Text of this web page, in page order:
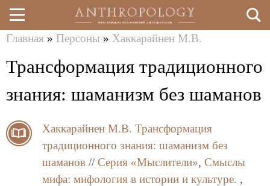
Перейти
к
здесь
Главная » Персоны » Хаккарайнен М.В.
Трансформация традиционного
знания: шаманизм без шаманов
Хаккарайнен М.В. Трансформация
традиционного знания: шаманизм без
шаманов // Серия «Мыслители», Смыслы
мифа: мифология в истории и культуре. ,